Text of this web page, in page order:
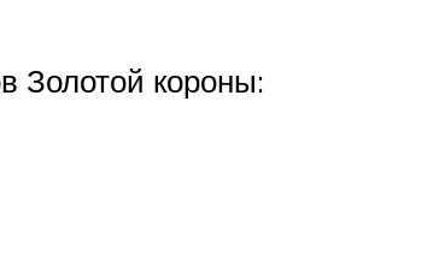
Золотой короны: